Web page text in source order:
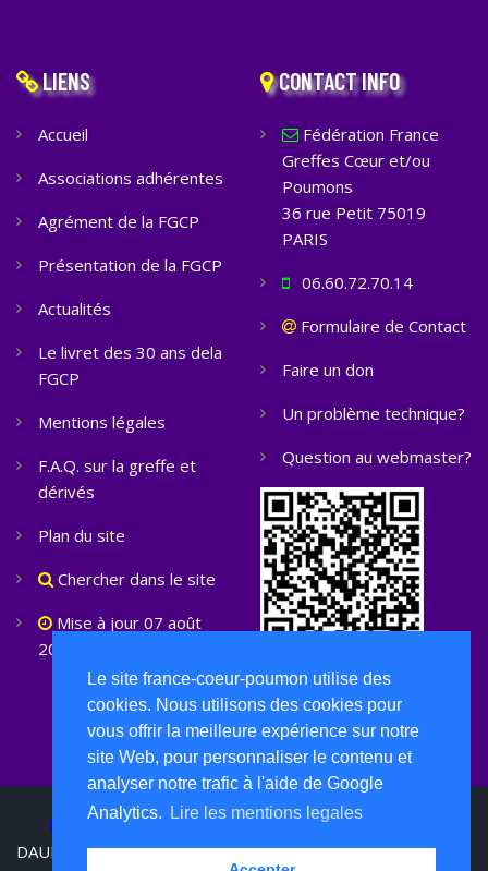
Le site france-coeur-poumon utilise des
cookies. Nous utilisons des cookies pour
vous offrir la meilleure expérience sur notre
site Web, pour personnaliser le contenu et
analyser notre trafic à l'aide de Google
Analytics.
Lire les mentions legales
LIENS
Accueil
Associations adhérentes
Agrément de la FGCP
Présentation de la FGCP
Actualités
Le livret des 30 ans dela
FGCP
Mentions légales
F.A.Q. sur la greffe et
dérivés
Plan du site
Chercher dans le site
Mise à jour 07 août
2026
CONTACT INFO
Fédération France
Greffes Cœur et/ou
Poumons
36 rue Petit 75019
PARIS
06.60.72.70.14
Formulaire de Contact
Faire un don
Un problème technique?
Question au webmaster?
FGCP © 2026 Tous droits réservés -
DAUMAL Christian, web designer, web Developer